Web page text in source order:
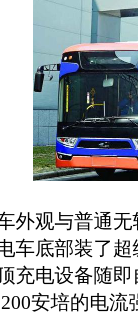
外观与普通
车底部装了
充电设备随
200安培的电